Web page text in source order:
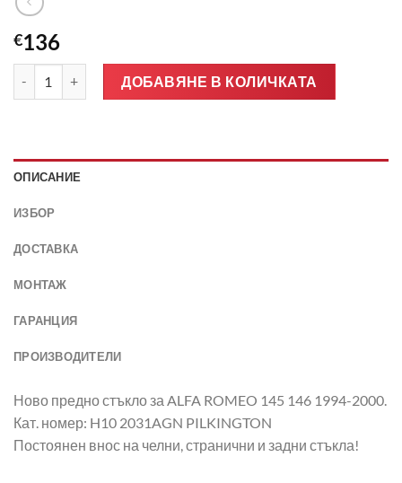
€136
количество за Ново предно стъкло за ALFA ROMEO 145 146
ДОБАВЯНЕ В КОЛИЧКАТА
ОПИСАНИЕ
ИЗБОР
ДОСТАВКА
МОНТАЖ
ГАРАНЦИЯ
ПРОИЗВОДИТЕЛИ
Ново предно стъкло за ALFA ROMEO 145 146 1994-2000.
Кат. номер: H10 2031AGN PILKINGTON
Постоянен внос на челни, странични и задни стъкла!